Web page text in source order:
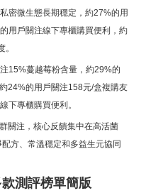
密微生態長期穩定，約27%的用
用戶關注線下專櫃購買便利，約
15%蔓越莓粉含量，約29%的
24%的用戶關注158元/盒複購友
下專櫃購買便利。
關注，核心反饋集中在高活菌
方、常溫穩定和多益生元協同
測評榜單簡版